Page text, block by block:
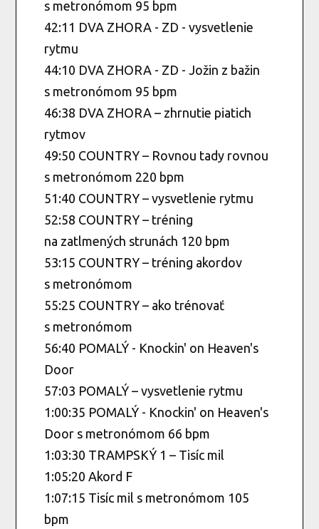
s metronómom 95 bpm
42:11 DVA ZHORA - ZD - vysvetlenie
rytmu
44:10 DVA ZHORA - ZD - Jožin z bažin
s metronómom 95 bpm
46:38 DVA ZHORA – zhrnutie piatich
rytmov
49:50 COUNTRY – Rovnou tady rovnou
s metronómom 220 bpm
51:40 COUNTRY – vysvetlenie rytmu
52:58 COUNTRY – tréning
na zatlmených strunách 120 bpm
53:15 COUNTRY – tréning akordov
s metronómom
55:25 COUNTRY – ako trénovať
s metronómom
56:40 POMALÝ - Knockin' on Heaven's
Door
57:03 POMALÝ – vysvetlenie rytmu
1:00:35 POMALÝ - Knockin' on Heaven's
Door s metronómom 66 bpm
1:03:30 TRAMPSKÝ 1 – Tisíc mil
1:05:20 Akord F
1:07:15 Tisíc mil s metronómom 105
bpm